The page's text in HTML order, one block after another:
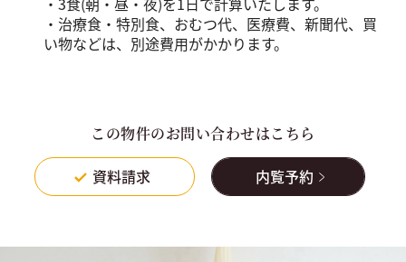
・治療食・特別食、おむつ代、医療費、新聞代、買
い物などは、別途費用がかかります。
この物件のお問い合わせはこちら
資料請求 内覧予約